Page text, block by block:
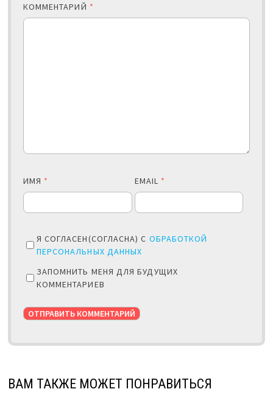
КОММЕНТАРИЙ *
ИМЯ * EMAIL *
Я СОГЛАСЕН(СОГЛАСНА) С ОБРАБОТКОЙ
ПЕРСОНАЛЬНЫХ ДАННЫХ
ЗАПОМНИТЬ МЕНЯ ДЛЯ БУДУЩИХ
КОММЕНТАРИЕВ
ВАМ ТАКЖЕ МОЖЕТ ПОНРАВИТЬСЯ